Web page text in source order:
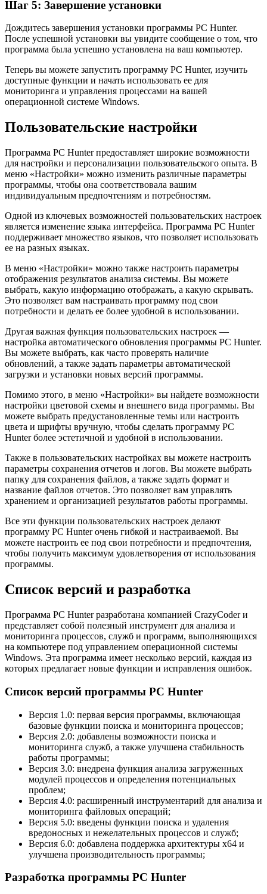
Шаг 5: Завершение установки
Дождитесь завершения установки программы PC Hunter.
После успешной установки вы увидите сообщение о том, что
программа была успешно установлена на ваш компьютер.
Теперь вы можете запустить программу PC Hunter, изучить
доступные функции и начать использовать ее для
мониторинга и управления процессами на вашей
операционной системе Windows.
Пользовательские настройки
Программа PC Hunter предоставляет широкие возможности
для настройки и персонализации пользовательского опыта. В
меню «Настройки» можно изменить различные параметры
программы, чтобы она соответствовала вашим
индивидуальным предпочтениям и потребностям.
Одной из ключевых возможностей пользовательских настроек
является изменение языка интерфейса. Программа PC Hunter
поддерживает множество языков, что позволяет использовать
ее на разных языках.
В меню «Настройки» можно также настроить параметры
отображения результатов анализа системы. Вы можете
выбрать, какую информацию отображать, а какую скрывать.
Это позволяет вам настраивать программу под свои
потребности и делать ее более удобной в использовании.
Другая важная функция пользовательских настроек —
настройка автоматического обновления программы PC Hunter.
Вы можете выбрать, как часто проверять наличие
обновлений, а также задать параметры автоматической
загрузки и установки новых версий программы.
Помимо этого, в меню «Настройки» вы найдете возможности
настройки цветовой схемы и внешнего вида программы. Вы
можете выбрать предустановленные темы или настроить
цвета и шрифты вручную, чтобы сделать программу PC
Hunter более эстетичной и удобной в использовании.
Также в пользовательских настройках вы можете настроить
параметры сохранения отчетов и логов. Вы можете выбрать
папку для сохранения файлов, а также задать формат и
название файлов отчетов. Это позволяет вам управлять
хранением и организацией результатов работы программы.
Все эти функции пользовательских настроек делают
программу PC Hunter очень гибкой и настраиваемой. Вы
можете настроить ее под свои потребности и предпочтения,
чтобы получить максимум удовлетворения от использования
программы.
Список версий и разработка
Программа PC Hunter разработана компанией CrazyCoder и
представляет собой полезный инструмент для анализа и
мониторинга процессов, служб и программ, выполняющихся
на компьютере под управлением операционной системы
Windows. Эта программа имеет несколько версий, каждая из
которых предлагает новые функции и исправления ошибок.
Список версий программы PC Hunter
Версия 1.0: первая версия программы, включающая
базовые функции поиска и мониторинга процессов;
Версия 2.0: добавлены возможности поиска и
мониторинга служб, а также улучшена стабильность
работы программы;
Версия 3.0: внедрена функция анализа загруженных
модулей процессов и определения потенциальных
проблем;
Версия 4.0: расширенный инструментарий для анализа и
мониторинга файловых операций;
Версия 5.0: введены функции поиска и удаления
вредоносных и нежелательных процессов и служб;
Версия 6.0: добавлена поддержка архитектуры x64 и
улучшена производительность программы;
Разработка программы PC Hunter